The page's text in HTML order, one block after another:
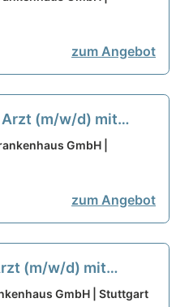
zum Angebot
(m/w/d) mit
oderGmbH |
zum Angebot
(m/w/d) mit
oderGmbH |